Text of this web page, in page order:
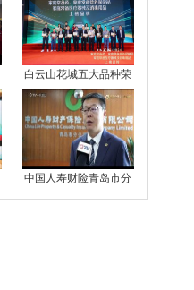
白云山花城五大品种荣
中国人寿财险青岛市分